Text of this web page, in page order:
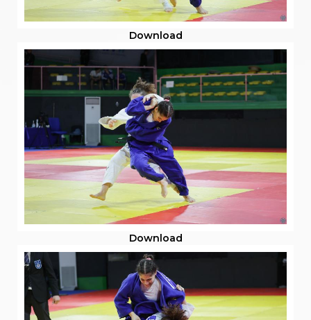
Download
Download